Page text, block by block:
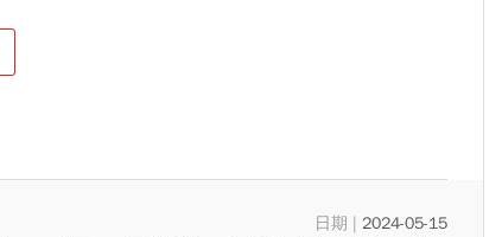
2024-05-15